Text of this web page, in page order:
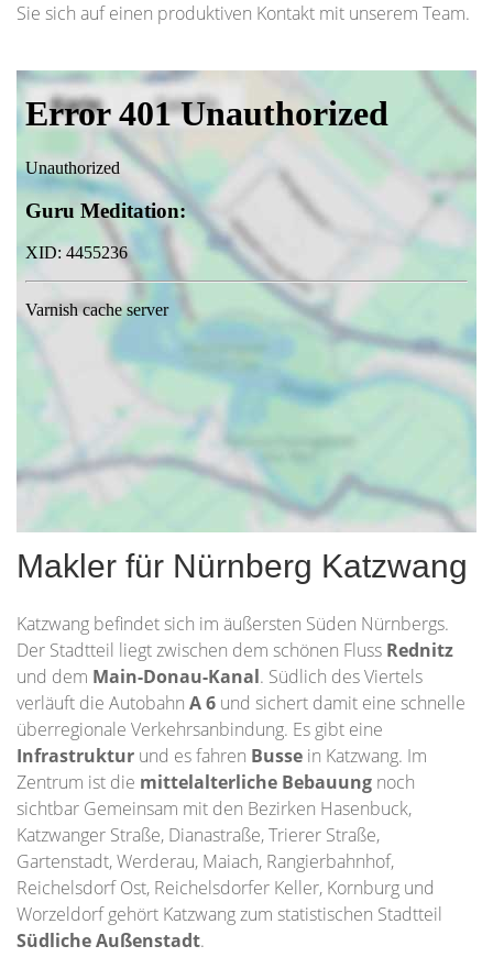
Sie sich auf einen produktiven Kontakt mit unserem Team.
Makler für Nürnberg Katzwang
Katzwang befindet sich im äußersten Süden Nürnbergs.
Der Stadtteil liegt zwischen dem schönen Fluss Rednitz
und dem Main-Donau-Kanal. Südlich des Viertels
verläuft die Autobahn A 6 und sichert damit eine schnelle
überregionale Verkehrsanbindung. Es gibt eine
Infrastruktur und es fahren Busse in Katzwang. Im
Zentrum ist die mittelalterliche Bebauung noch
sichtbar Gemeinsam mit den Bezirken Hasenbuck,
Katzwanger Straße, Dianastraße, Trierer Straße,
Gartenstadt, Werderau, Maiach, Rangierbahnhof,
Reichelsdorf Ost, Reichelsdorfer Keller, Kornburg und
Worzeldorf gehört Katzwang zum statistischen Stadtteil
Südliche Außenstadt.